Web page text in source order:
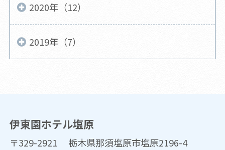
2020年（12）
2019年（7）
伊東園ホテル塩原
〒329-2921 栃木県那須塩原市塩原2196-4